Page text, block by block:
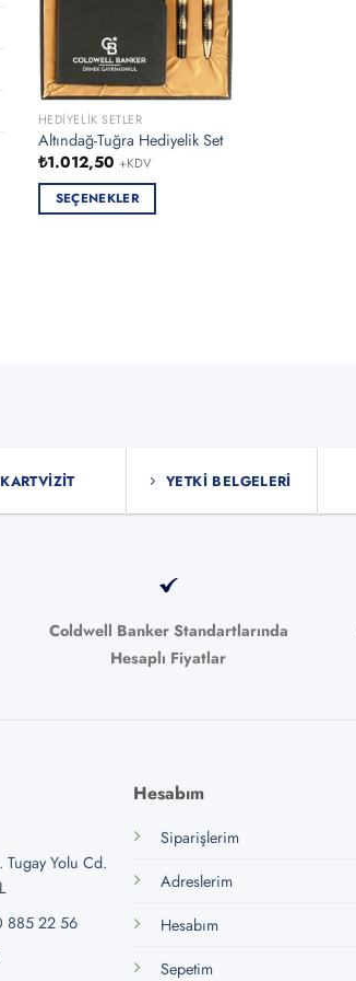
HEDIYELIK SETLER
Altındağ-Tuğra Hediyelik Set
₺1.012,50 +KDV
SEÇENEKLER
KARTVIZIT YETKI BELGELERI
Coldwell Banker Standartlarında
Hesaplı Fiyatlar
Tugay Yolu Cd.
885 22 56
Hesabım
Siparişlerim
Adreslerim
Hesabım
Sepetim